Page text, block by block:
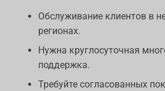
Обслуживание клиентов в
регионах.
Нужна круглосуточная
поддержка.
Требуйте согласованных